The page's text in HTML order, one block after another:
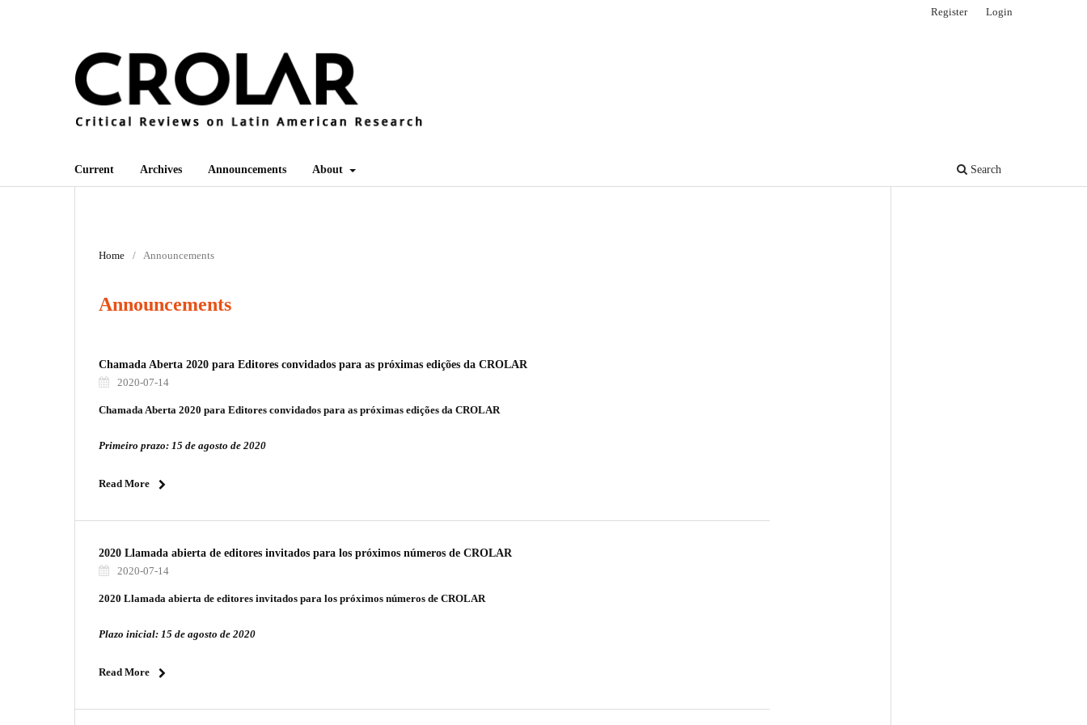
Current Archives Announcements About Search
Register Login
Home / Announcements
Announcements
Chamada Aberta 2020 para Editores convidados para as próximas edições da CROLAR
2020-07-14
Chamada Aberta 2020 para Editores convidados para as próximas edições da CROLAR
Primeiro prazo: 15 de agosto de 2020
Read More
2020 Llamada abierta de editores invitados para los próximos números de CROLAR
2020-07-14
2020 Llamada abierta de editores invitados para los próximos números de CROLAR
Plazo inicial: 15 de agosto de 2020
Read More